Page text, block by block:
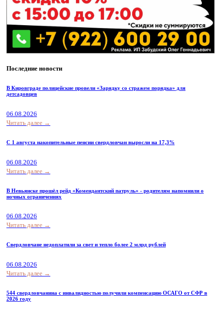
Последние новости
В Кировграде полицейские провели «Зарядку со стражем порядка» для
детсадовцев
06.08.2026
Читать далее →
С 1 августа накопительные пенсии свердловчан выросли на 17,3%
06.08.2026
Читать далее →
В Невьянске прошёл рейд «Комендантский патруль» - родителям напомнили о
ночных ограничениях
06.08.2026
Читать далее →
Свердловчане недоплатили за свет и тепло более 2 млрд рублей
06.08.2026
Читать далее →
544 свердловчанина с инвалидностью получили компенсацию ОСАГО от СФР в
2026 году